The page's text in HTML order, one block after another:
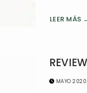
LEER MÁS
MAYO 2020